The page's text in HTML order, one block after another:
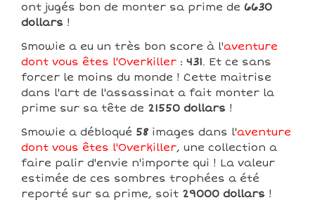
ont jugés bon de monter sa prime de 6630
dollars !
Smowie a eu un très bon score à l'aventure
dont vous êtes l'Overkiller : 431. Et ce sans
forcer le moins du monde ! Cette maitrise
dans l'art de l'assassinat a fait monter la
prime sur sa tête de 21550 dollars !
Smowie a débloqué 58 images dans l'aventure
dont vous êtes l'Overkiller, une collection a
faire palir d'envie n'importe qui ! La valeur
estimée de ces sombres trophées a été
reporté sur sa prime, soit 29000 dollars !